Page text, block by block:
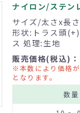
ナイロン/ステン
サイズ/太さx長
形状:トラス頭
ス 処理:生地
販売価格(税込)
※本数により価格
となります。
数量